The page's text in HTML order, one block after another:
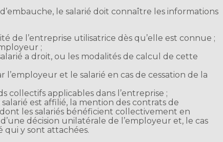
le salarié doit connaître les informations
de l’entreprise utilisatrice dès qu’elle est connue ;
;
a droit, ou les modalités de calcul de cette
et le salarié en cas de cessation de la
collectifs applicables dans l’entreprise ;
est affilié, la mention des contrats de
les salariés bénéficient collectivement en
décision unilatérale de l’employeur et, le cas
qui y sont attachées.